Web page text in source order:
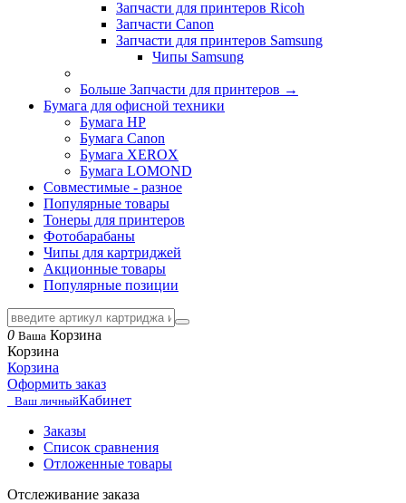
Запчасти для принтеров Ricoh
Запчасти Canon
Запчасти для принтеров Samsung
Чипы Samsung
Больше Запчасти для принтеров →
Бумага для офисной техники
Бумага HP
Бумага Canon
Бумага XEROX
Бумага LOMOND
Совместимые - разное
Популярные товары
Тонеры для принтеров
Фотобарабаны
Чипы для картриджей
Акционные товары
Популярные позиции
0 Ваша Корзина
Корзина
Корзина
Оформить заказ
Ваш личныйКабинет
Заказы
Список сравнения
Отложенные товары
Отслеживание заказа